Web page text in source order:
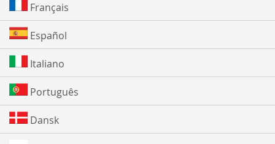
Français
Español
Italiano
Português
Dansk